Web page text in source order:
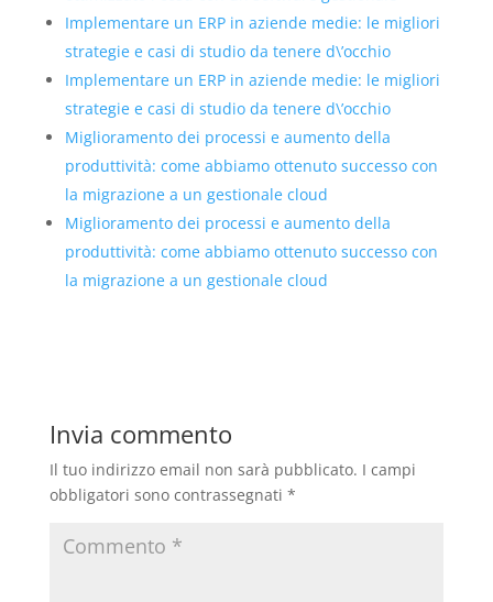
Implementare un ERP in aziende medie: le migliori
strategie e casi di studio da tenere d\’occhio
Implementare un ERP in aziende medie: le migliori
strategie e casi di studio da tenere d\’occhio
Miglioramento dei processi e aumento della
produttività: come abbiamo ottenuto successo con
la migrazione a un gestionale cloud
Miglioramento dei processi e aumento della
produttività: come abbiamo ottenuto successo con
la migrazione a un gestionale cloud
Invia commento
Il tuo indirizzo email non sarà pubblicato. I campi
obbligatori sono contrassegnati *